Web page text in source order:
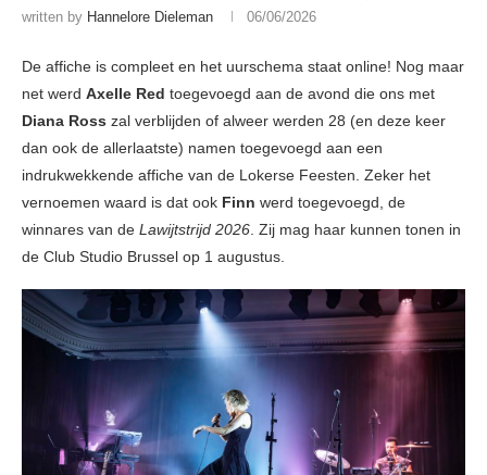
written by Hannelore Dieleman 06/06/2026
De affiche is compleet en het uurschema staat online! Nog maar
net werd Axelle Red toegevoegd aan de avond die ons met
Diana Ross zal verblijden of alweer werden 28 (en deze keer
dan ook de allerlaatste) namen toegevoegd aan een
indrukwekkende affiche van de Lokerse Feesten. Zeker het
vernoemen waard is dat ook Finn werd toegevoegd, de
winnares van de Lawijtstrijd 2026. Zij mag haar kunnen tonen in
de Club Studio Brussel op 1 augustus.